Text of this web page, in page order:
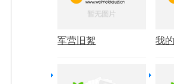
军营旧絮 我